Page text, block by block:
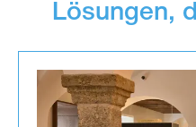
Lösungen,